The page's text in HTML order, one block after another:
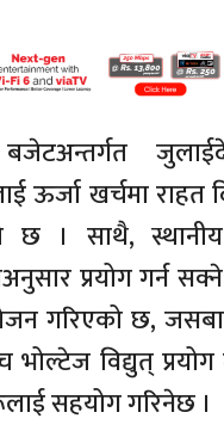
ऊर्जा खर्चमा
छ । साथै,
प्रयोग गर्न
गरिएको छ,
भोल्टेज विद्युत्
सहयोग गरिनेछ ।